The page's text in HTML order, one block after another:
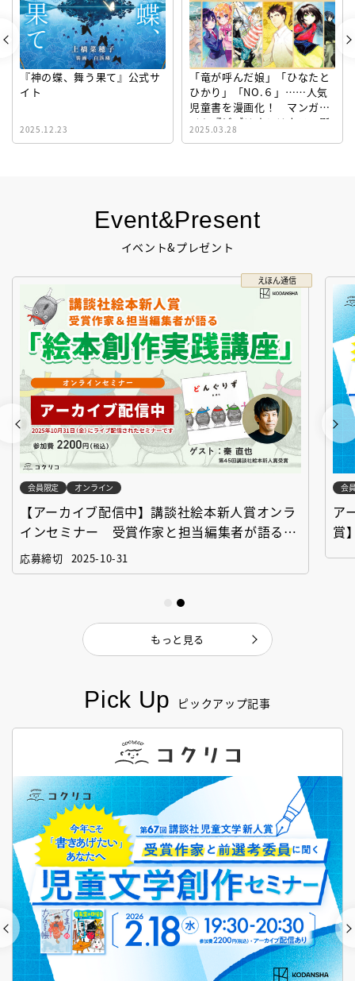
Pick Up ピックアップ記事
Event&Present
イベント&プレゼント
えほん通信
会員限定 オンライン
【アーカイブ配信中】講談社絵本新人賞オンラ
インセミナー 受賞作家と担当編集者が語る
「絵本創作実践講座」
応募締切 2025-10-31
会
ア
賞
もっと見る
『神の蝶、舞う果て』公式サ
イト
2025.12.23
「竜が呼んだ娘」「ひなたと
ひかり」「NO.６」……人気
児童書を漫画化！ マンガサ
イト『ビブリオシリウス』誕
生！
2025.03.28